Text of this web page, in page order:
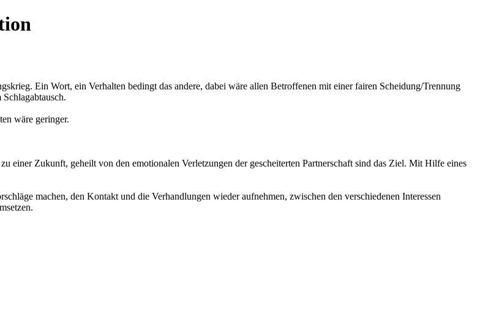
Ein Wort, ein Verhalten bedingt das andere, dabei wäre allen Betroffenen mit einer fairen Scheidung/Trennung
wäre geringer.
einer Zukunft, geheilt von den emotionalen Verletzungen der gescheiterten Partnerschaft sind das Ziel. Mit Hilfe eines
machen, den Kontakt und die Verhandlungen wieder aufnehmen, zwischen den verschiedenen Interessen